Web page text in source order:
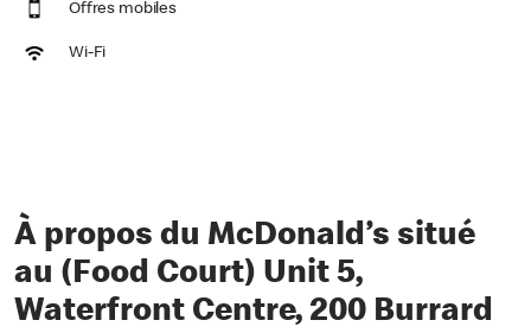
Offres mobiles
Wi-Fi
À propos du McDonald’s situé
au (Food Court) Unit 5,
Waterfront Centre, 200 Burrard